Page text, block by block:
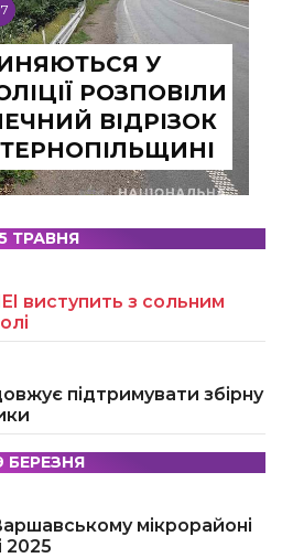
У
РОЗПОВІЛИ
ВІДРІЗОК
ТРАВНЯ
виступить з сольним
підтримувати збірну
БЕРЕЗНЯ
мікрорайоні
2025